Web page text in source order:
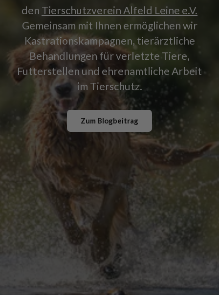
den Tierschutzverein Alfeld Leine e.V.
Gemeinsam mit Ihnen ermöglichen wir
Kastrationskampagnen, tierärztliche
Behandlungen für verletzte Tiere,
Futterstellen und ehrenamtliche Arbeit
im Tierschutz.
Zum Blogbeitrag